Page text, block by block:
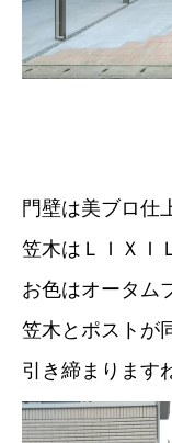
門壁は美ブロ仕
笠木はＬＩＸ
お色はオータム
笠木とポストが
引き締まります